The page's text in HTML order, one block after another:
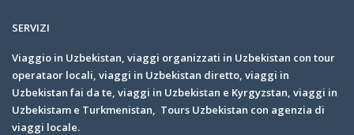
SERVIZI
Viaggio in Uzbekistan, viaggi organizzati in Uzbekistan con tour
operataor locali, viaggi in Uzbekistan diretto, viaggi in
Uzbekistan fai da te, viaggi in Uzbekistan e Kyrgyzstan, viaggi in
Uzbekistam e Turkmenistan, Tours Uzbekistan con agenzia di
viaggi locale.